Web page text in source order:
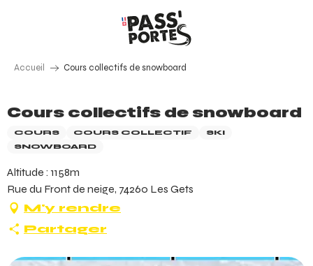
Accueil Cours collectifs de snowboard
Cours collectifs de snowboard
COURS COURS COLLECTIF
SKI
SNOWBOARD
Altitude : 1158m
Rue du Front de neige, 74260 Les Gets
M'y rendre
Partager